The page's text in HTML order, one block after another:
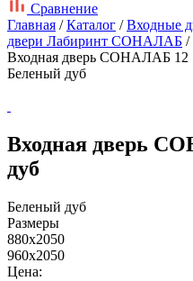
Сравнение
Главная /Каталог /Входные
двери Лабиринт СОНАЛАБ /
Входная дверь СОНАЛАБ 12
Беленый дуб
Входная дверь
дуб
Беленый дуб
Размеры
880x2050
960x2050
Цена: